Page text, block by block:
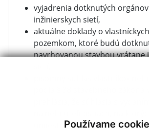
Používame
vyjadrenia dotknutých
inžinierskych sietí,
aktuálne doklady o
pozemkom, ktoré budú
navrhovanou stavbou vrátane
umiestnenie stavby, vrátane